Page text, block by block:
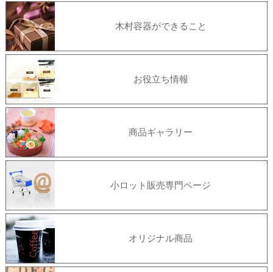
木村容器ができること
お役立ち情報
商品ギャラリー
小ロット販売専門ページ
オリジナル商品